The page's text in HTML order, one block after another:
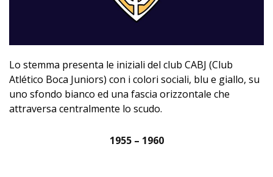
Lo stemma presenta le iniziali del club CABJ (Club
Atlético Boca Juniors) con i colori sociali, blu e giallo, su
uno sfondo bianco ed una fascia orizzontale che
attraversa centralmente lo scudo.
1955 – 1960